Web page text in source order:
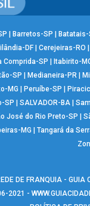
| Barretos-SP | Batatais-
DF | Cerejeiras-RO |
Comprida-SP | Itabirito-
SP | Medianeira-PR |
MG | Peruíbe-SP |
SP | SALVADOR-BA|
José do Rio Preto-SP |
MG | Tangará da
DE FRANQUIA - GUIA
2021 -